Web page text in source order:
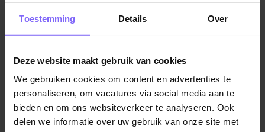
Toestemming Details Over
Deze website maakt gebruik van cookies
We gebruiken cookies om content en advertenties te
personaliseren, om vacatures via social media aan te
bieden en om ons websiteverkeer te analyseren. Ook
delen we informatie over uw gebruik van onze site met
Is je interesse gewekt en voldoe je aan het profiel?
Dan ontvangen we graag je cv en motivatie voor deze
Een geldige Verklaring Omtrent het Gedrag (VOG) is
vereist voor deze functie. De VOG moet worden
aangevraagd en overhandigd voordat het
dienstverband kan beginnen.
Limburg
Category ManCategory Manager
Indirect Procurement ager 2